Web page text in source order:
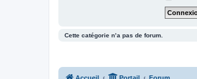
Cette catégorie n’a pas de forum.